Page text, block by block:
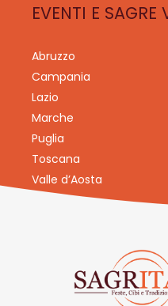
EVENTI E
Abruzzo
Campania
Lazio
Marche
Puglia
Toscana
Valle d’Aosta